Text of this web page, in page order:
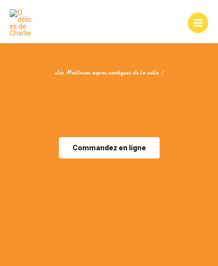
contenu
Les Meilleurs repas exotiques de la ville !
Commandez en ligne